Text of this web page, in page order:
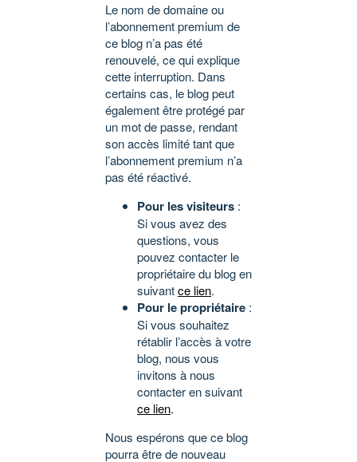
Le nom de domaine ou
l’abonnement premium de
ce blog n’a pas été
renouvelé, ce qui explique
cette interruption. Dans
certains cas, le blog peut
également être protégé par
un mot de passe, rendant
son accès limité tant que
l’abonnement premium n’a
pas été réactivé.
Pour les visiteurs :
Si vous avez des
questions, vous
pouvez contacter le
propriétaire du blog en
suivantce lien.
Pour le propriétaire :
Si vous souhaitez
rétablir l’accès à votre
blog, nous vous
invitons à nous
contacter en suivant
ce lien.
Nous espérons que ce blog
pourra être de nouveau